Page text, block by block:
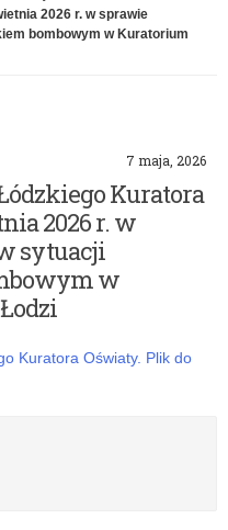
2026 r. w sprawie
bombowym w Kuratorium
7 maja, 2026
Kuratora
2026 r. w
sytuacji
w
Kuratora Oświaty. Plik do